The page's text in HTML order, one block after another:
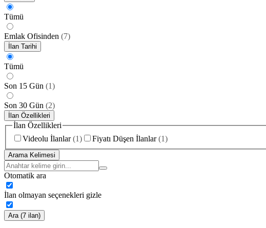
Tümü
Emlak Ofisinden (7)
İlan Tarihi
Tümü
Son 15 Gün (1)
Son 30 Gün (2)
İlan Özellikleri
İlan Özellikleri
Videolu İlanlar (1) Fiyatı Düşen İlanlar (1)
Arama Kelimesi
Otomatik ara
İlan olmayan seçenekleri gizle
Ara (7 ilan)